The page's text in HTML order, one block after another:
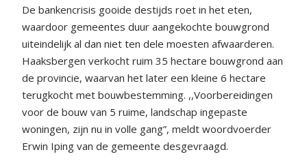
De bankencrisis gooide destijds roet in het eten,
waardoor gemeentes duur aangekochte bouwgrond
uiteindelijk al dan niet ten dele moesten afwaarderen.
Haaksbergen verkocht ruim 35 hectare bouwgrond aan
de provincie, waarvan het later een kleine 6 hectare
terugkocht met bouwbestemming. ,,Voorbereidingen
voor de bouw van 5 ruime, landschap ingepaste
woningen, zijn nu in volle gang”, meldt woordvoerder
Erwin Iping van de gemeente desgevraagd.